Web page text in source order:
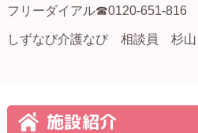
フリーダイアル☎0120-651-816
しずなび介護なび 相談員 杉山
施設紹介